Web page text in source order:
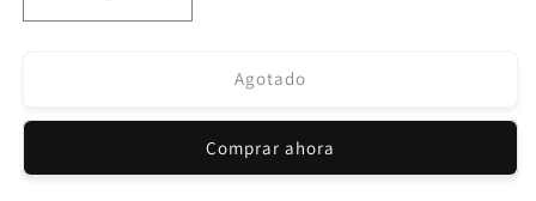
cantidad
(1.ª
cantidad
(1.ª
generación)
Agotado
Comprar ahora